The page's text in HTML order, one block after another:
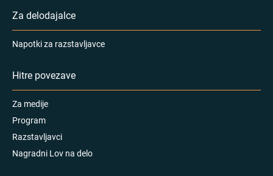
Za delodajalce
Napotki za razstavljavce
Hitre povezave
Za medije
Program
Razstavljavci
Nagradni Lov na delo